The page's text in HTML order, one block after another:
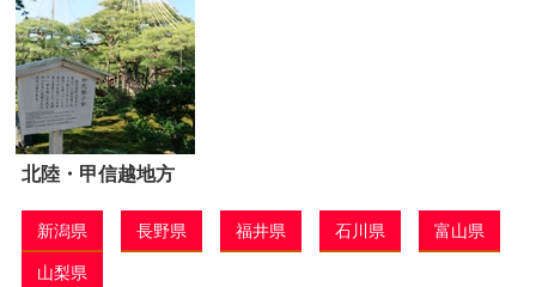
北陸・甲信越地方
新潟県 長野県 福井県 石川県
富山県
山梨県